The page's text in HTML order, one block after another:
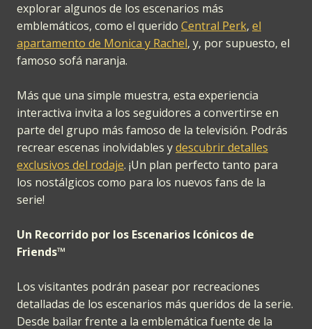
explorar algunos de los escenarios más
emblemáticos, como el querido Central Perk, el
apartamento de Monica y Rachel, y, por supuesto, el
famoso sofá naranja.
Más que una simple muestra, esta experiencia
interactiva invita a los seguidores a convertirse en
parte del grupo más famoso de la televisión. Podrás
recrear escenas inolvidables ydescubrir detalles
exclusivos del rodaje. ¡Un plan perfecto tanto para
los nostálgicos como para los nuevos fans de la
serie!
Un Recorrido por los Escenarios Icónicos de
Friends™
Los visitantes podrán pasear por recreaciones
detalladas de los escenarios más queridos de la serie.
Desde bailar frente a la emblemática fuente de la